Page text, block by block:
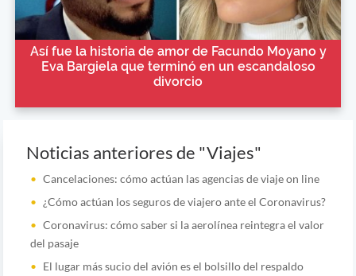
Así fue la historia de amor de Facundo Moyano y
Eva Bargiela que terminó en un escandaloso
divorcio
Noticias anteriores de "Viajes"
Cancelaciones: cómo actúan las agencias de viaje on line
¿Cómo actúan los seguros de viajero ante el Coronavirus?
Coronavirus: cómo saber si la aerolínea reintegra el valor
del pasaje
El lugar más sucio del avión es el bolsillo del respaldo